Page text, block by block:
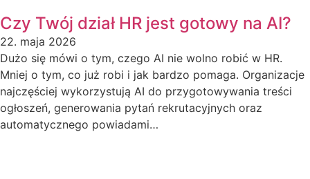
Czy Twój dział HR jest gotowy na AI?
22. maja 2026
Dużo się mówi o tym, czego AI nie wolno robić w HR.
Mniej o tym, co już robi i jak bardzo pomaga. Organizacje
najczęściej wykorzystują AI do przygotowywania treści
ogłoszeń, generowania pytań rekrutacyjnych oraz
automatycznego powiadami…